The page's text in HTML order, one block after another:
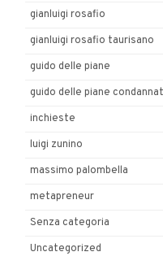
gianluigi rosafio
gianluigi rosafio taurisano
guido delle piane
guido delle piane
inchieste
luigi zunino
massimo palombella
metapreneur
Senza categoria
Uncategorized